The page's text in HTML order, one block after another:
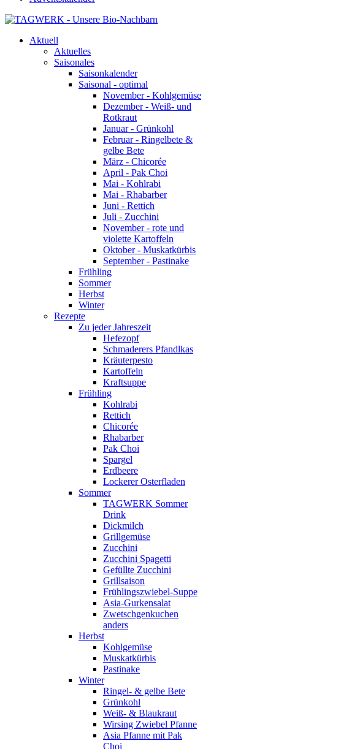
Aktuell
Aktuelles
Saisonales
Saisonkalender
Saisonal - optimal
November - Kohlgemüse
Dezember - Weiß- und
Rotkraut
Januar - Grünkohl
Februar - Ringelbete &
gelbe Bete
März - Chicorée
April - Pak Choi
Mai - Kohlrabi
Mai - Rhabarber
Juni - Rettich
Juli - Zucchini
November - rote und
violette Kartoffeln
Oktober - Muskatkürbis
September - Pastinake
Frühling
Sommer
Herbst
Winter
Rezepte
Zu jeder Jahreszeit
Hefezopf
Schmaderers Pfandlkas
Kräuterpesto
Kartoffeln
Kraftsuppe
Frühling
Kohlrabi
Rettich
Chicorée
Rhabarber
Pak Choi
Spargel
Erdbeere
Lockerer Osterfladen
Sommer
TAGWERK Sommer
Drink
Dickmilch
Grillgemüse
Zucchini
Zucchini Spagetti
Gefüllte Zucchini
Grillsaison
Frühlingszwiebel-Suppe
Asia-Gurkensalat
Zwetschgenkuchen
anders
Herbst
Kohlgemüse
Muskatkürbis
Pastinake
Winter
Ringel- & gelbe Bete
Grünkohl
Weiß- & Blaukraut
Wirsing Zwiebel Pfanne
Asia Pfanne mit Pak
Choi